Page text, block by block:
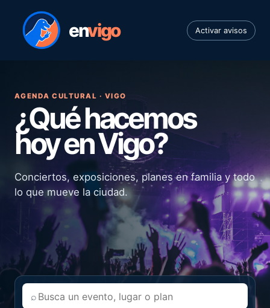
envigo Activar avisos
AGENDA CULTURAL · VIGO
¿Qué hacemos
hoy en Vigo?
Conciertos, exposiciones, planes en familia y todo
lo que mueve la ciudad.
⌕